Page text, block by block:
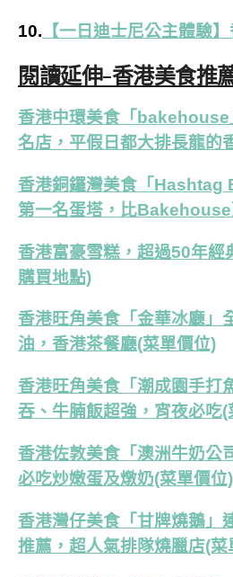
10. 【一日迪士尼公主體驗
閱讀延伸-香港美食推
香港中環美食「bakehouse
名店，平假日都大排長龍的
香港銅鑼灣美食「Hashtag
第一名蛋塔，比Bakehouse
香港富豪雪糕，超過50年經
購買地點)
香港旺角美食「金華冰廳」
油，香港茶餐廳(菜單價位)
香港旺角美食「潮成園手打
吞、牛腩飯超強，宵夜必吃(
香港佐敦美食「澳洲牛奶公
必吃炒嫩蛋及燉奶(菜單價位)
香港灣仔美食「甘牌燒鵝」
推薦，超人氣排隊燒臘店(菜